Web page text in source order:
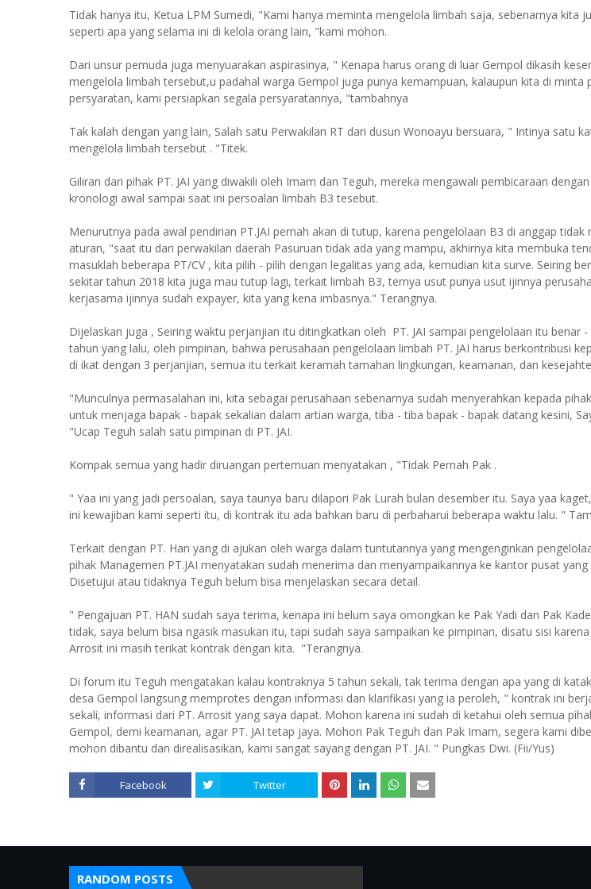
Tidak hanya itu, Ketua LPM Sumedi, "Kami hanya meminta mengelola limbah saja, sebenarnya kita
seperti apa yang selama ini di kelola orang lain, "kami mohon.
Dari unsur pemuda juga menyuarakan aspirasinya, " Kenapa harus orang di luar Gempol dikasih
mengelola limbah tersebut,u padahal warga Gempol juga punya kemampuan, kalaupun kita di minta
persyaratan, kami persiapkan segala persyaratannya, "tambahnya
Tak kalah dengan yang lain, Salah satu Perwakilan RT dari dusun Wonoayu bersuara, " Intinya satu
mengelola limbah tersebut . "Titek.
Giliran dari pihak PT. JAI yang diwakili oleh Imam dan Teguh, mereka mengawali pembicaraan
kronologi awal sampai saat ini persoalan limbah B3 tesebut.
Menurutnya pada awal pendirian PT.JAI pernah akan di tutup, karena pengelolaan B3 di anggap
aturan, "saat itu dari perwakilan daerah Pasuruan tidak ada yang mampu, akhirnya kita membuka
masuklah beberapa PT/CV , kita pilih - pilih dengan legalitas yang ada, kemudian kita surve. Seiring
sekitar tahun 2018 kita juga mau tutup lagi, terkait limbah B3, ternya usut punya usut ijinnya
kerjasama ijinnya sudah expayer, kita yang kena imbasnya." Terangnya.
Dijelaskan juga , Seiring waktu perjanjian itu ditingkatkan oleh PT. JAI sampai pengelolaan itu benar
tahun yang lalu, oleh pimpinan, bahwa perusahaan pengelolaan limbah PT. JAI harus berkontribusi
di ikat dengan 3 perjanjian, semua itu terkait keramah tamahan lingkungan, keamanan, dan
"Munculnya permasalahan ini, kita sebagai perusahaan sebenarnya sudah menyerahkan kepada
untuk menjaga bapak - bapak sekalian dalam artian warga, tiba - tiba bapak - bapak datang kesini,
"Ucap Teguh salah satu pimpinan di PT. JAI.
Kompak semua yang hadir diruangan pertemuan menyatakan , "Tidak Pernah Pak .
" Yaa ini yang jadi persoalan, saya taunya baru dilapori Pak Lurah bulan desember itu. Saya yaa
ini kewajiban kami seperti itu, di kontrak itu ada bahkan baru di perbaharui beberapa waktu lalu. "
Terkait dengan PT. Han yang di ajukan oleh warga dalam tuntutannya yang mengenginkan
pihak Managemen PT.JAI menyatakan sudah menerima dan menyampaikannya ke kantor pusat yang
Disetujui atau tidaknya Teguh belum bisa menjelaskan secara detail.
" Pengajuan PT. HAN sudah saya terima, kenapa ini belum saya omongkan ke Pak Yadi dan Pak
tidak, saya belum bisa ngasik masukan itu, tapi sudah saya sampaikan ke pimpinan, disatu sisi
Arrosit ini masih terikat kontrak dengan kita. "Terangnya.
Di forum itu Teguh mengatakan kalau kontraknya 5 tahun sekali, tak terima dengan apa yang di
desa Gempol langsung memprotes dengan informasi dan klarifikasi yang ia peroleh, " kontrak ini
sekali, informasi dari PT. Arrosit yang saya dapat. Mohon karena ini sudah di ketahui oleh semua
Gempol, demi keamanan, agar PT. JAI tetap jaya. Mohon Pak Teguh dan Pak Imam, segera kami
mohon dibantu dan direalisasikan, kami sangat sayang dengan PT. JAI. " Pungkas Dwi. (Fii/Yus)
Facebook Twitter
RANDOM POSTS